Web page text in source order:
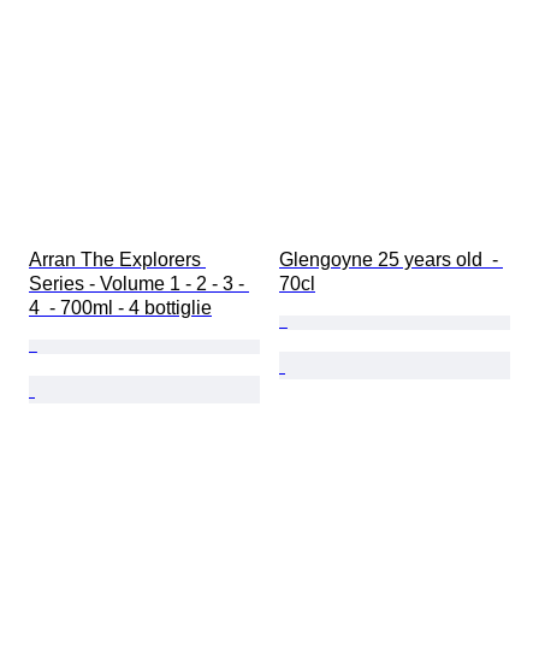
Arran The Explorers
Series - Volume 1 - 2 - 3 -
4  - 700ml - 4 bottiglie
Glengoyne 25 years old  -
70cl